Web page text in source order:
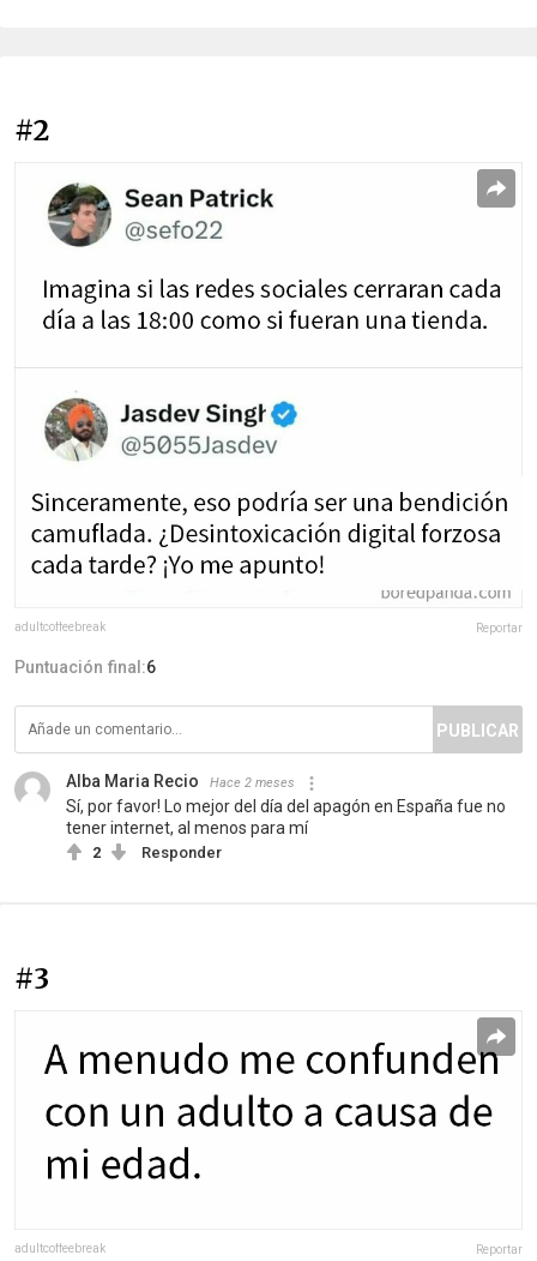
#2
adultcoffeebreak Reportar
Puntuación final:6
PUBLICAR
Alba Maria Recio Hace 2 meses
Sí, por favor! Lo mejor del día del apagón en España fue no
tener internet, al menos para mí
2 Responder
#3
adultcoffeebreak Reportar